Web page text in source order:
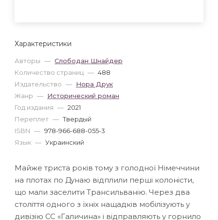
Характеристики
Авторы — Слободан Шнайдер
Количество страниц — 488
Издательство — Нора Друк
Жанр — Исторический роман
Год издания — 2021
Переплет — Твердый
ISBN — 978-966-688-055-3
Язык — Украинский
Майже триста років тому з голодної Німеччини
на плотах по Дунаю відплили перші колоністи,
що мали заселити Трансильванію. Через два
століття одного з їхніх нащадків мобілізують у
дивізію СС «Галичина» і відправляють у горнило